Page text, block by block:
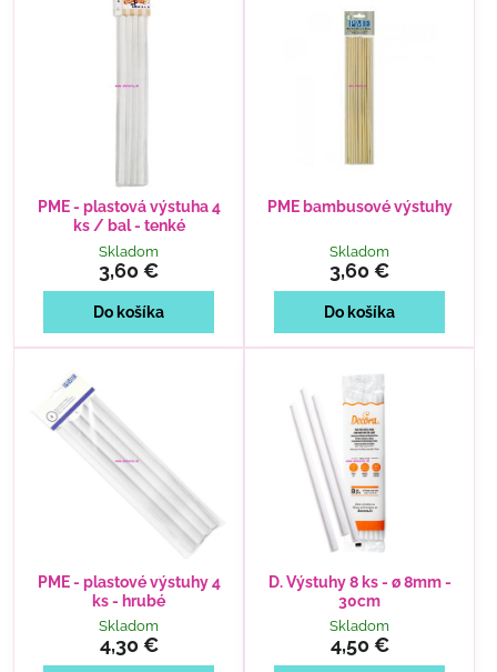
PME - plastová výstuha 4
ks / bal - tenké
Skladom
3,60 €
Do košíka
PME bambusové výstuhy
Skladom
3,60 €
Do košíka
PME - plastové výstuhy 4
ks - hrubé
Skladom
4,30 €
D. Výstuhy 8 ks - ø 8mm -
30cm
Skladom
4,50 €